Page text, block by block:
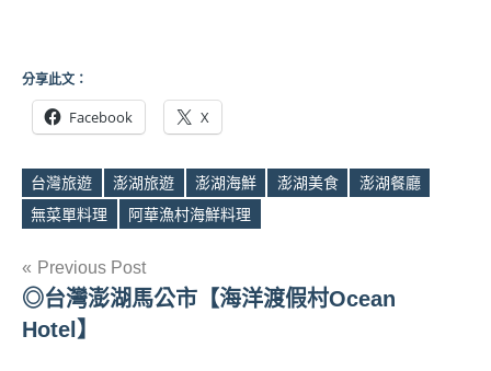
分享此文：
Facebook X
Tags
台灣旅遊 澎湖旅遊 澎湖海鮮 澎湖美食
澎湖餐廳
無菜單料理
阿華漁村海鮮料理
文
章
Previous Post
◎台灣澎湖馬公市【海洋渡假村Ocean
Hotel】